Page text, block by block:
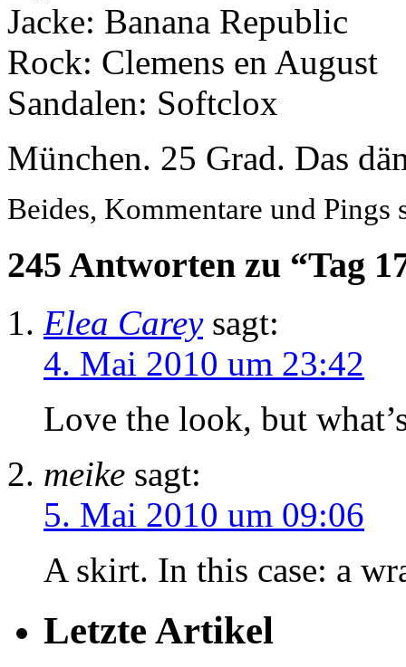
Jacke: Banana Republic
Rock: Clemens en August
Sandalen: Softclox
München. 25 Grad. Das
Beides, Kommentare und Pings
245 Antworten zu “Tag
Elea Carey sagt:
4. Mai 2010 um 23:42
Love the look, but
meike sagt:
5. Mai 2010 um 09:06
A skirt. In this case: a
Letzte Artikel